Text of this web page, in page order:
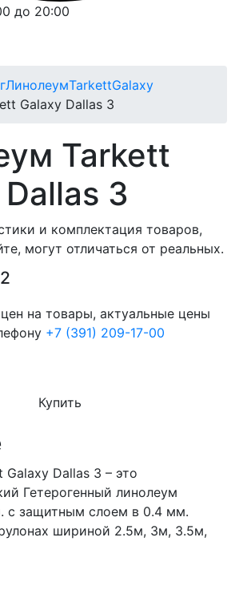
до 20:00
ЛинолеумTarkettGalaxy
Galaxy Dallas 3
Tarkett
3
и комплектация товаров,
могут отличаться от реальных.
2
на товары, актуальные цены
+7 (391) 209-17-00
Купить
Dallas 3 – это
Гетерогенный линолеум
с защитным слоем в 0.4 мм.
шириной 2.5м, 3м, 3.5м,